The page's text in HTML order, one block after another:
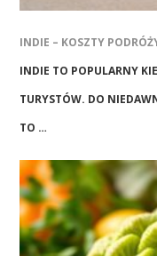
INDIE – KOSZTY
INDIE TO POPULARNY
TURYSTÓW. DO
TO …